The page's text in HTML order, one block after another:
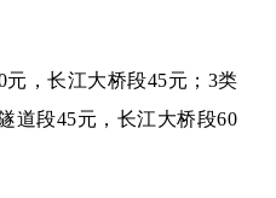
，长江大桥段45元；3类
道段45元，长江大桥段60